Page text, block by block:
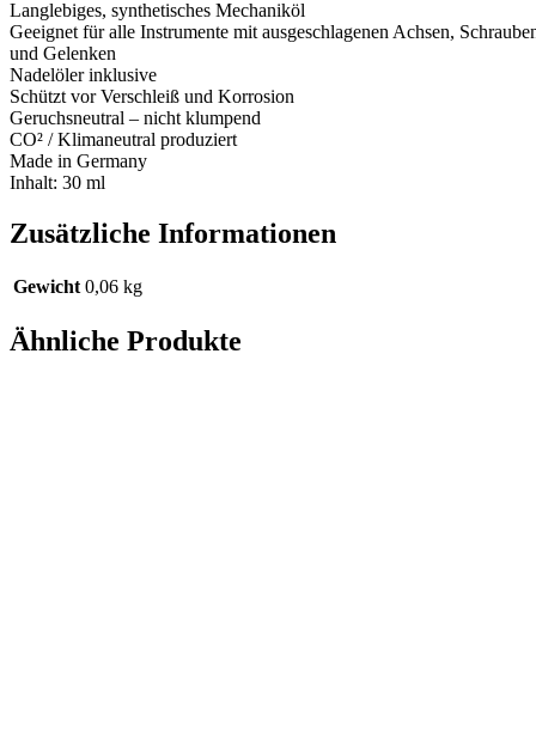
Langlebiges, synthetisches Mechaniköl
Geeignet für alle Instrumente mit ausgeschlagenen Achsen,
und Gelenken
Nadelöler inklusive
Schützt vor Verschleiß und Korrosion
Geruchsneutral – nicht klumpend
CO² / Klimaneutral produziert
Made in Germany
Inhalt: 30 ml
Zusätzliche Informationen
Gewicht 0,06 kg
Ähnliche Produkte